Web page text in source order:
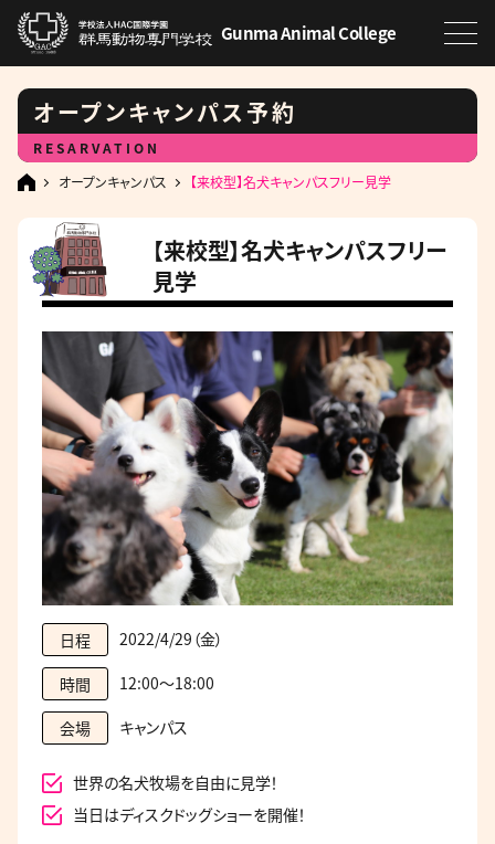
Gunma Animal College
オープンキャンパス予約
RESARVATION
オープンキャンパス
【来校型】名犬キャンパスフリー見学
【来校型】名犬キャンパスフリー
見学
日程 2022/4/29（金）
時間 12:00～18:00
会場 キャンパス
世界の名犬牧場を自由に見学！
当日はディスクドッグショーを開催！